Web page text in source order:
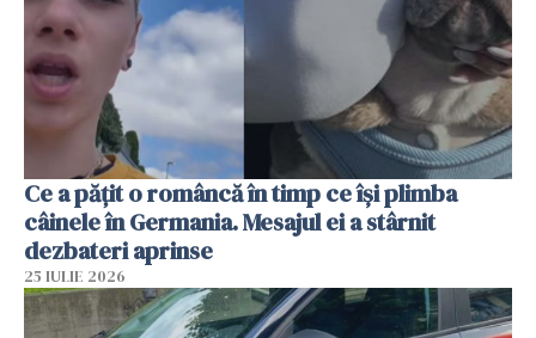
Ce a pățit o româncă în timp ce își plimba
câinele în Germania. Mesajul ei a stârnit
dezbateri aprinse
25 IULIE 2026